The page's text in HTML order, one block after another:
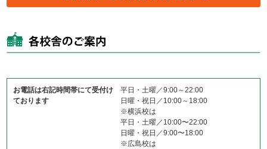
お電話は右記時間帯にて受付け
ております
平日・土曜／9:00～22:00
日曜・祝日／10:00～18:00
※横浜校は
平日・土曜／10:00〜22:00
日曜・祝日／9:00〜18:00
※広島校は